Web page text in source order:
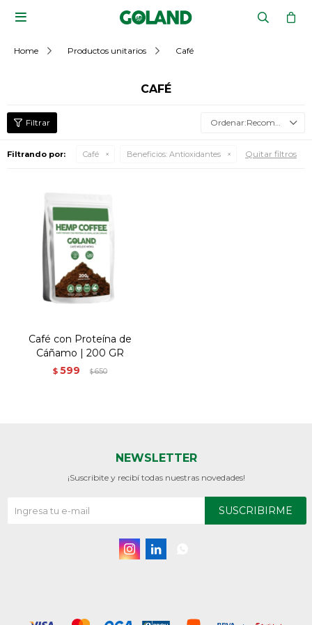

Home Productos unitarios Café
CAFÉ
Recomendados
Filtrando por: Café Beneficios: Antioxidantes Quitar filtros
Café con Proteína de
Cáñamo | 200 GR
$ 599 $650
NEWSLETTER
¡Suscribite y recibí todas nuestras novedades!
SUSCRIBIRME
 